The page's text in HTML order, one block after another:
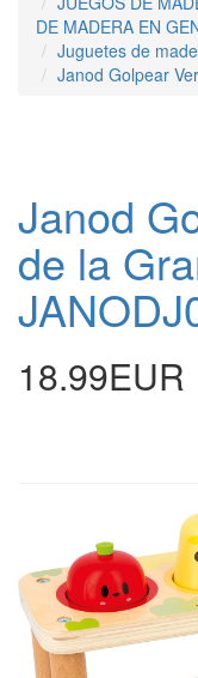
DE MADERA EN
Juguetes de
Janod Golpear
Janod
de la
18.99EUR